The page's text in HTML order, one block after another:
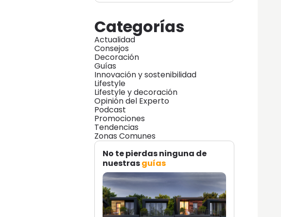
Categorías
Actualidad
Consejos
Decoración
Guías
Innovación y sostenibilidad
Lifestyle
Lifestyle y decoración
Opinión del Experto
Podcast
Promociones
Tendencias
Zonas Comunes
No te pierdas ninguna de
nuestrasguías